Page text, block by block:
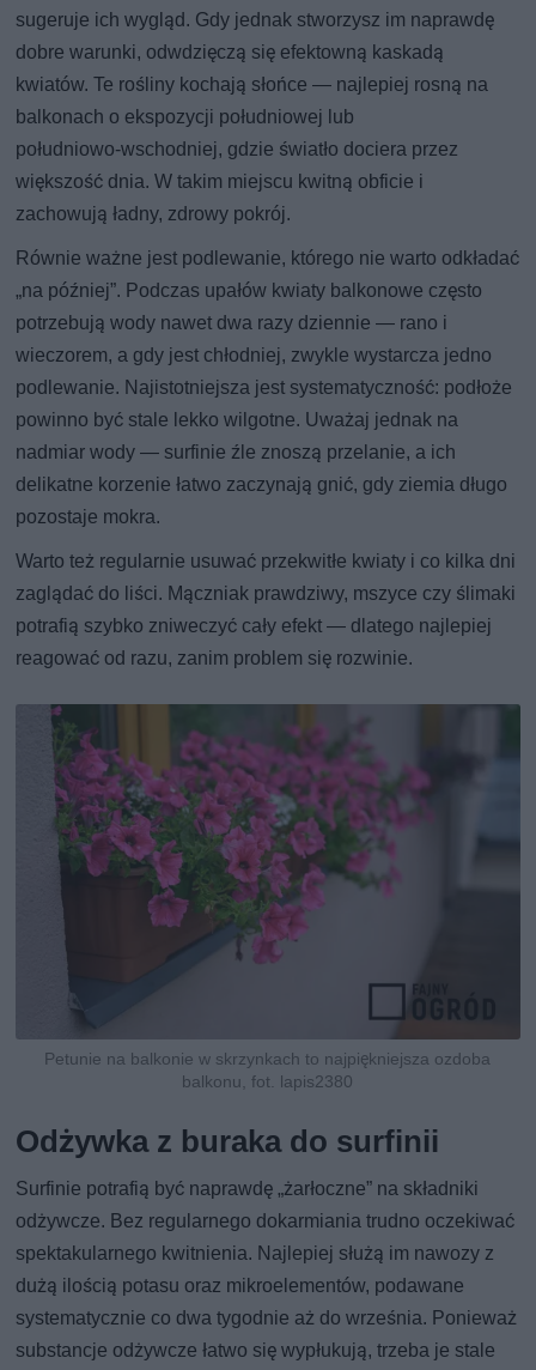
sugeruje ich wygląd. Gdy jednak stworzysz im naprawdę
dobre warunki, odwdzięczą się efektowną kaskadą
kwiatów. Te rośliny kochają słońce — najlepiej rosną na
balkonach o ekspozycji południowej lub
południowo‑wschodniej, gdzie światło dociera przez
większość dnia. W takim miejscu kwitną obficie i
zachowują ładny, zdrowy pokrój.
Równie ważne jest podlewanie, którego nie warto odkładać
„na później”. Podczas upałów kwiaty balkonowe często
potrzebują wody nawet dwa razy dziennie — rano i
wieczorem, a gdy jest chłodniej, zwykle wystarcza jedno
podlewanie. Najistotniejsza jest systematyczność: podłoże
powinno być stale lekko wilgotne. Uważaj jednak na
nadmiar wody — surfinie źle znoszą przelanie, a ich
delikatne korzenie łatwo zaczynają gnić, gdy ziemia długo
pozostaje mokra.
Warto też regularnie usuwać przekwitłe kwiaty i co kilka dni
zaglądać do liści. Mączniak prawdziwy, mszyce czy ślimaki
potrafią szybko zniweczyć cały efekt — dlatego najlepiej
reagować od razu, zanim problem się rozwinie.
Petunie na balkonie w skrzynkach to najpiękniejsza ozdoba
balkonu, fot. lapis2380
Odżywka z buraka do surfinii
Surfinie potrafią być naprawdę „żarłoczne” na składniki
odżywcze. Bez regularnego dokarmiania trudno oczekiwać
spektakularnego kwitnienia. Najlepiej służą im nawozy z
dużą ilością potasu oraz mikroelementów, podawane
systematycznie co dwa tygodnie aż do września. Ponieważ
substancje odżywcze łatwo się wypłukują, trzeba je stale